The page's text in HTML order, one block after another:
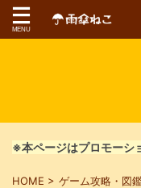
※本ページはプロモーシ
HOME > ゲーム攻略・図